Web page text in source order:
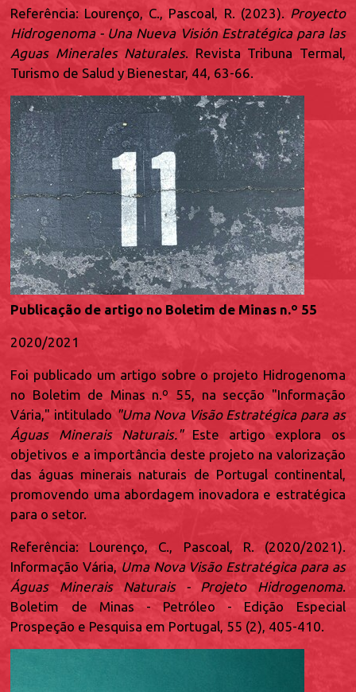
Referência: Lourenço, C., Pascoal, R. (2023). Proyecto
Hidrogenoma - Una Nueva Visión Estratégica para las
Aguas Minerales Naturales. Revista Tribuna Termal,
Turismo de Salud y Bienestar, 44, 63-66.
Publicação de artigo no Boletim de Minas n.º 55
2020/2021
Foi publicado um artigo sobre o projeto Hidrogenoma
no Boletim de Minas n.º 55, na secção "Informação
Vária," intitulado "Uma Nova Visão Estratégica para as
Águas Minerais Naturais."Este artigo explora os
objetivos e a importância deste projeto na valorização
das águas minerais naturais de Portugal continental,
promovendo uma abordagem inovadora e estratégica
para o setor.
Referência: Lourenço, C., Pascoal, R. (2020/2021).
Informação Vária, Uma Nova Visão Estratégica para as
Águas Minerais Naturais - Projeto Hidrogenoma.
Boletim de Minas - Petróleo - Edição Especial
Prospeção e Pesquisa em Portugal, 55 (2), 405-410.